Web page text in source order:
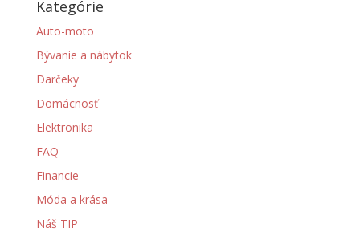
Kategórie
Auto-moto
Bývanie a nábytok
Darčeky
Domácnosť
Elektronika
FAQ
Financie
Móda a krása
Náš TIP